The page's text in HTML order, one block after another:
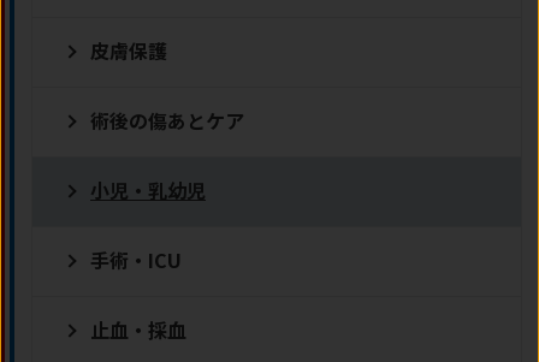
皮膚保護
術後の傷あとケア
小児・乳幼児
手術・ICU
止血・採血